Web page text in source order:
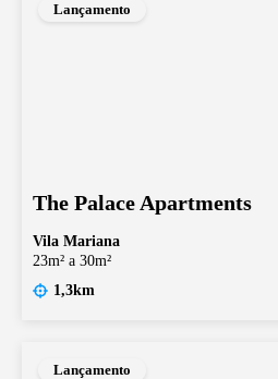
Lançamento
The Palace Apartments
Vila Mariana
23m² a 30m²
1,3km
Lançamento